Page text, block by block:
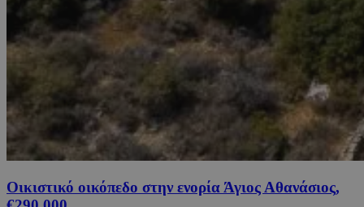
Οικιστικό οικόπεδο στην ενορία Άγιος Αθανάσιος,